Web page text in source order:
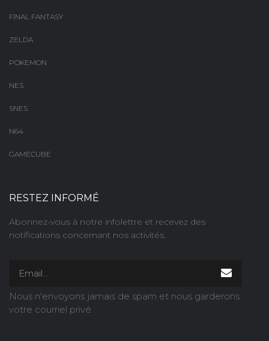
FINAL FANTASY
ZELDA
POKEMON
NES
SNES
N64
GAMECUBE
RESTEZ INFORMÉ
Abonnez-vous à notre infolettre et recevez des
notifications concernant nos activités.
Nous n'envoyons jamais de spam et nous garderons
votre courriel privé.